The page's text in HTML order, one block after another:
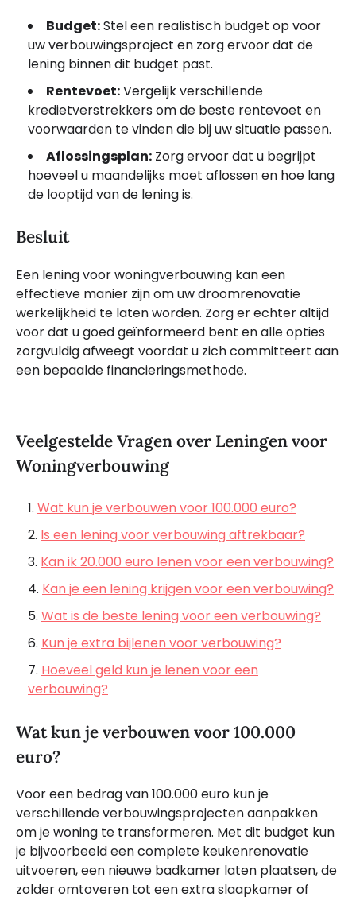
Budget:Stel een realistisch budget op voor
uw verbouwingsproject en zorg ervoor dat de
lening binnen dit budget past.
Rentevoet:Vergelijk verschillende
kredietverstrekkers om de beste rentevoet en
voorwaarden te vinden die bij uw situatie passen.
Aflossingsplan: Zorg ervoor dat u begrijpt
hoeveel u maandelijks moet aflossen en hoe lang
de looptijd van de lening is.
Besluit
Een lening voor woningverbouwing kan een
effectieve manier zijn om uw droomrenovatie
werkelijkheid te laten worden. Zorg er echter altijd
voor dat u goed geïnformeerd bent en alle opties
zorgvuldig afweegt voordat u zich committeert aan
een bepaalde financieringsmethode.
Veelgestelde Vragen over Leningen voor
Woningverbouwing
Wat kun je verbouwen voor 100.000 euro?
Is een lening voor verbouwing aftrekbaar?
Kan ik 20.000 euro lenen voor een verbouwing?
Kan je een lening krijgen voor een verbouwing?
Wat is de beste lening voor een verbouwing?
Kun je extra bijlenen voor verbouwing?
Hoeveel geld kun je lenen voor een
verbouwing?
Wat kun je verbouwen voor 100.000
euro?
Voor een bedrag van 100.000 euro kun je
verschillende verbouwingsprojecten aanpakken
om je woning te transformeren. Met dit budget kun
je bijvoorbeeld een complete keukenrenovatie
uitvoeren, een nieuwe badkamer laten plaatsen, de
zolder omtoveren tot een extra slaapkamer of